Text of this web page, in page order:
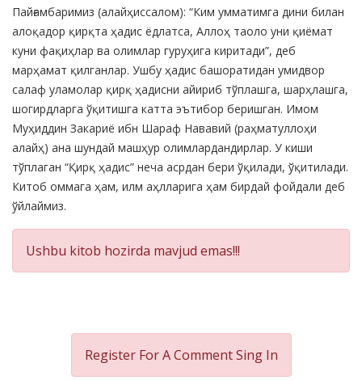
Product
Summery
Пайғамбаримиз (алайҳиссалом): “Ким умматимга дини билан
алоқадор қирқта ҳадис ёдлатса, Аллоҳ таоло уни қиёмат
куни фақиҳлар ва олимлар гуруҳига киритади”, деб
марҳамат қилганлар. Ушбу ҳадис башоратидан умидвор
салаф уламолар қирқ ҳадисни айириб тўплашга, шарҳлашга,
шогирдларга ўқитишга катта эътибор беришган. Имом
Муҳиддин Закариё ибн Шараф Нававий (раҳматуллоҳи
алайҳ) ана шундай машҳур олимлардандирлар. У киши
тўплаган “Қирқ ҳадис” неча асрдан бери ўқилади, ўқитилади.
Китоб оммага ҳам, илм аҳлларига ҳам бирдай фойдали деб
ўйлаймиз.
Ushbu kitob hozirda mavjud emas!!!
Register For A CommentSing In